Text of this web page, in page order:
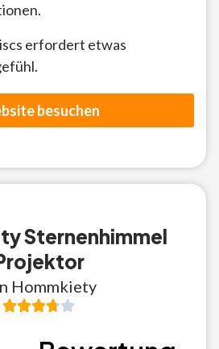
erfordert etwas
besuchen
Sternenhimmel
Hommkiety